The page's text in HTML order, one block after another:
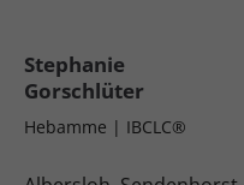
Stephanie
Gorschlüter
Hebamme | IBCLC®